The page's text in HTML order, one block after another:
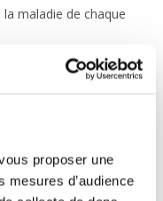
proposer une
mesures d’audience
maladie de chaque
d’action et
intégré pour inventer